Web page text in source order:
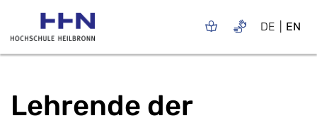
DE EN
Lehrende der